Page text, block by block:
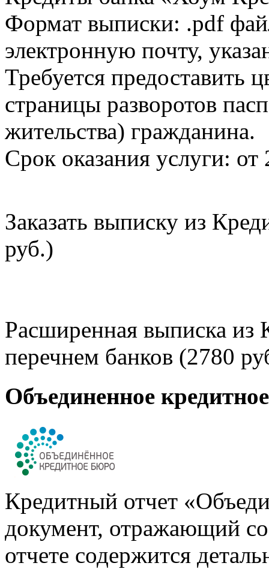
Формат выписки: .pdf
электронную почту,
Требуется предоставить
страницы разворотов
жительства) гражданина.
Срок оказания услуги: от
Заказать выписку из
руб.)
Расширенная выписка из
перечнем банков (2780
Объединенное
Кредитный отчет
документ, отражающий
отчете содержится